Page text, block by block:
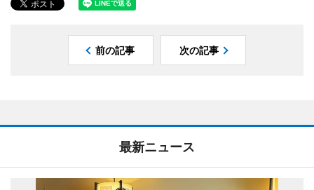
前の記事 次の記事
最新ニュース